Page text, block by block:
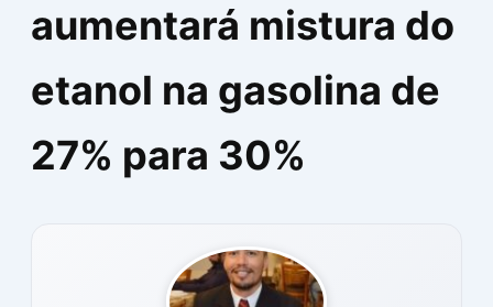
aumentará mistura do
etanol na gasolina de
27% para 30%